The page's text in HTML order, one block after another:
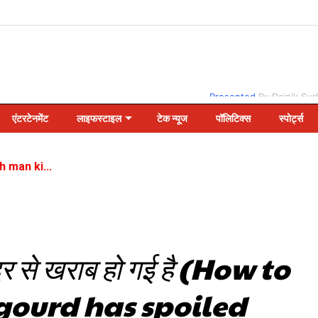
Presented By Dainik
एंटरटेनमेंट लाइफस्टाइल टेक न्यूज पॉलिटिक्स स्पोर्ट्स
man ki...
Saaz...
से खराब हो गई है (How to
has spoiled